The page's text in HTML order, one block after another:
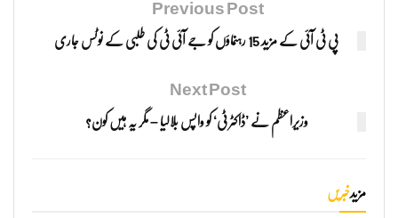
Previous Post
پی ٹی آئی کے مزید 15 رہنماؤں کو جے آئی ٹی کی طلبی کے نوٹس جاری
Next Post
وزیراعظم نے ’ڈاکٹر ٹی‘ کو واپس بلالیا – مگر یہ ہیں کون؟
مزیدخبریں